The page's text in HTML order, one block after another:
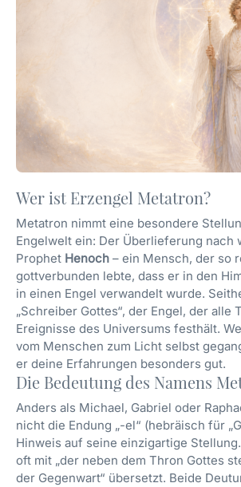
Wer ist Erzengel Metatron?
Metatron nimmt eine besondere
Engelwelt ein: Der Überlieferung nach
Prophet Henoch – ein Mensch, der so
gottverbunden lebte, dass er in den
in einen Engel verwandelt wurde.
„Schreiber Gottes“, der Engel, der alle
Ereignisse des Universums festhält.
vom Menschen zum Licht selbst
er deine Erfahrungen besonders gut.
Die Bedeutung des Namens
Anders als Michael, Gabriel oder
nicht die Endung „-el“ (hebräisch für
Hinweis auf seine einzigartige
oft mit „der neben dem Thron Gottes
der Gegenwart“ übersetzt. Beide